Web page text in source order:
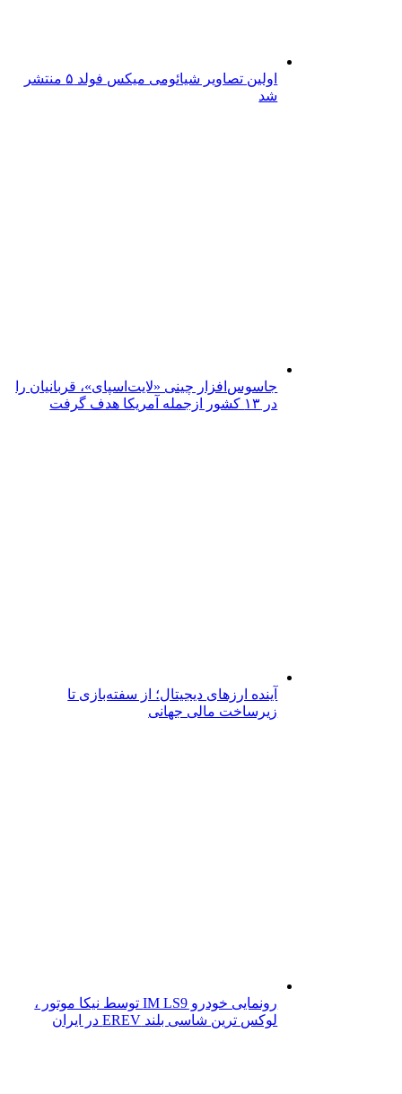
اولین تصاویر شیائومی میکس فولد ۵ منتشر
شد
جاسوس‌افزار چینی «لایت‌اسپای»، قربانیان را
در ۱۳ کشور ازجمله آمریکا هدف گرفت
آینده ارزهای دیجیتال؛ از سفته‌بازی تا
زیرساخت مالی جهانی
رونمایی خودرو IM LS9 توسط نیکا موتور ،
لوکس ترین شاسی بلند EREV در ایران